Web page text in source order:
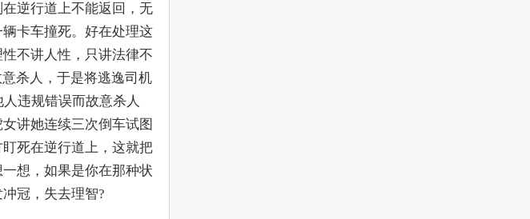
逆行道上不能返回，无
卡车撞死。好在处理这
不讲人性，只讲法律不
杀人，于是将逃逸司机
违规错误而故意杀人
讲她连续三次倒车试图
死在逆行道上，这就把
想，如果是你在那种状
冠，失去理智?